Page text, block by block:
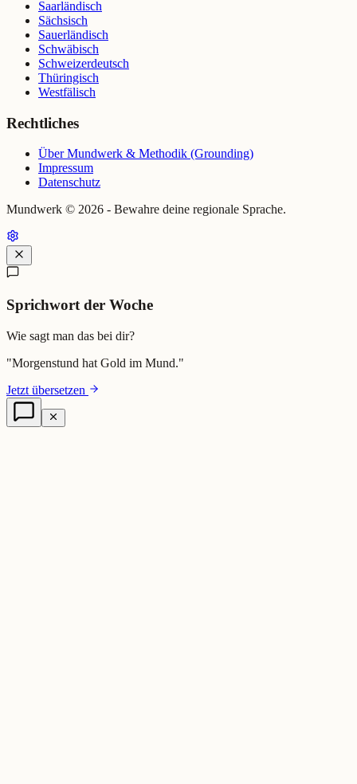
Saarländisch
Sächsisch
Sauerländisch
Schwäbisch
Schweizerdeutsch
Thüringisch
Westfälisch
Rechtliches
Über Mundwerk & Methodik (Grounding)
Impressum
Datenschutz
Mundwerk © 2026 - Bewahre deine regionale Sprache.
Sprichwort der Woche
Wie sagt man das bei dir?
"Morgenstund hat Gold im Mund."
Jetzt übersetzen